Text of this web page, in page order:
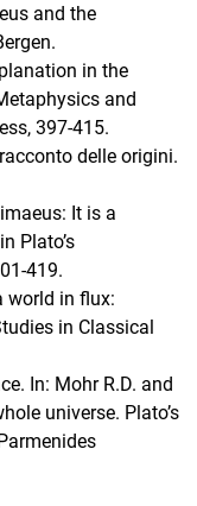
and the
in the
and
397-415.
delle origini.
It is a
Plato’s
419.
world in flux:
in Classical
In: Mohr R.D. and
universe. Plato’s